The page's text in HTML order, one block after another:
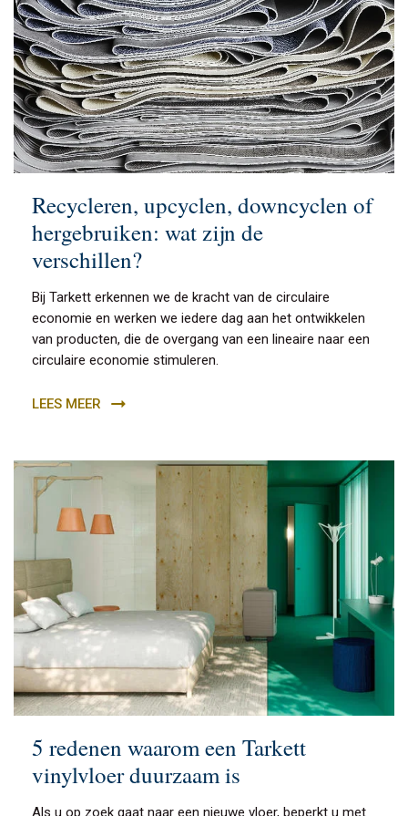
Recycleren, upcyclen, downcyclen of
hergebruiken: wat zijn de
verschillen?
Bij Tarkett erkennen we de kracht van de circulaire
economie en werken we iedere dag aan het ontwikkelen
van producten, die de overgang van een lineaire naar een
circulaire economie stimuleren.
LEES MEER
5 redenen waarom een Tarkett
vinylvloer duurzaam is
Als u op zoek gaat naar een nieuwe vloer, beperkt u met